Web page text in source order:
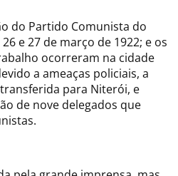
do Partido Comunista do
e 27 de março de 1922; e os
ocorreram na cidade
a ameaças policiais, a
para Niterói, e
de nove delegados que